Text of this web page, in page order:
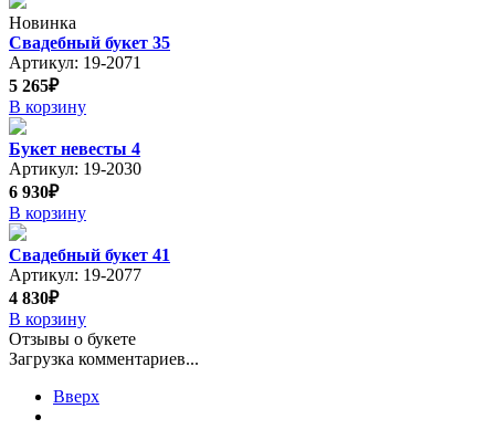
Новинка
Свадебный букет 35
Артикул: 19-2071
5 265₽
В корзину
Букет невесты 4
Артикул: 19-2030
6 930₽
В корзину
Свадебный букет 41
Артикул: 19-2077
4 830₽
В корзину
Отзывы о букете
Загрузка комментариев...
Вверх